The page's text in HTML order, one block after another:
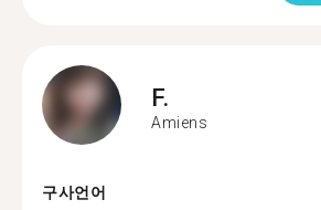
F.
Amiens
구사언어